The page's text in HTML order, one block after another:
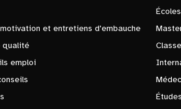
et entretiens d'embauche
qualité
emploi